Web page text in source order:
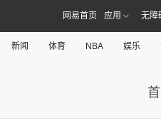
网易首页 应用 无障
新闻 体育 NBA 娱乐